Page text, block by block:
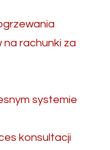
na rachunki za
systemie
konsultacji